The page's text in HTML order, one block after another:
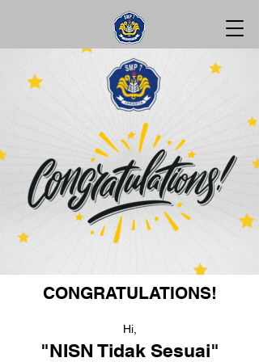
CONGRATULATIONS!
Hi,
"NISN Tidak Sesuai"